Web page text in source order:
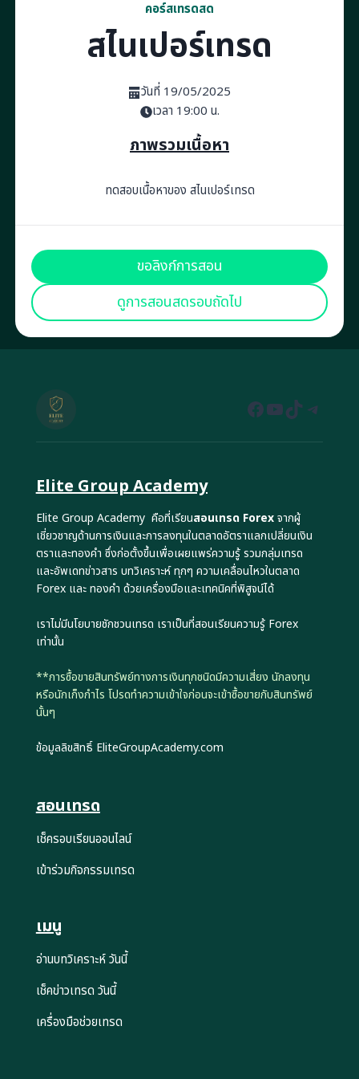
คอร์สเทรดสด
สไนเปอร์เทรด
วันที่ 19/05/2025
เวลา 19:00 น.
ภาพรวมเนื้อหา
ทดสอบเนื้อหาของ สไนเปอร์เทรด
ขอลิงก์การสอน
ดูการสอนสดรอบถัดไป
Facebook
YouTube
TikTok
Elite Group Academy
Elite Group Academy คือที่เรียนสอนเทรด Forexจากผู้
เชี่ยวชาญด้านการเงินและการลงทุนในตลาดอัตราแลกเปลี่ยนเงิน
ตราและทองคำ ซึ่งก่อตั้งขึ้นเพื่อเผยแพร่ความรู้ รวมกลุ่มเทรด
และอัพเดทข่าวสาร บทวิเคราะห์ ทุกๆ ความเคลื่อนไหวในตลาด
Forex และ ทองคำ ด้วยเครื่องมือและเทคนิคที่พิสูจน์ได้
เราไม่มีนโยบายชักชวนเทรด เราเป็นที่สอนเรียนความรู้ Forex
เท่านั้น
**การซื้อขายสินทรัพย์ทางการเงินทุกชนิดมีความเสี่ยง นักลงทุน
หรือนักเก็งกำไร โปรดทำความเข้าใจก่อนจะเข้าซื้อขายกับสินทรัพย์
นั้นๆ
ข้อมูลลิขสิทธิ์ EliteGroupAcademy.com
สอนเทรด
เช็ครอบเรียนออนไลน์
เข้าร่วมกิจกรรมเทรด
เมนู
อ่านบทวิเคราะห์ วันนี้
เช็คข่าวเทรด วันนี้
เครื่องมือช่วยเทรด